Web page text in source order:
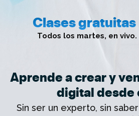
Clases gratuitas
Todos los martes, en vivo.
Aprende a crear y
digital desde
Sin ser un experto, sin